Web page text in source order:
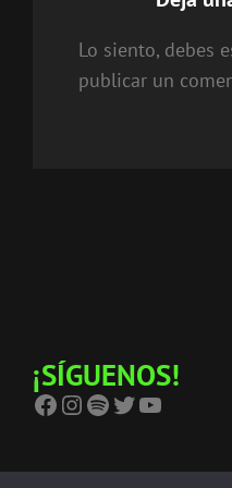
Lo siento, debes
publicar un
¡SÍGUENOS!
Facebook Instagram Spotify Twitter YouTube